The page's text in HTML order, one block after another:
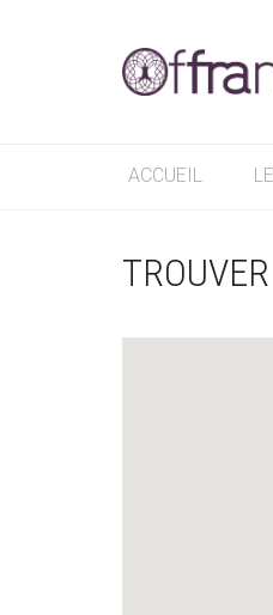
ACCUEIL